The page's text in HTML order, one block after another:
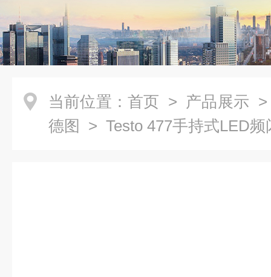
当前位置： 首页 > 产品展示
德图
> Testo 477手持式LED